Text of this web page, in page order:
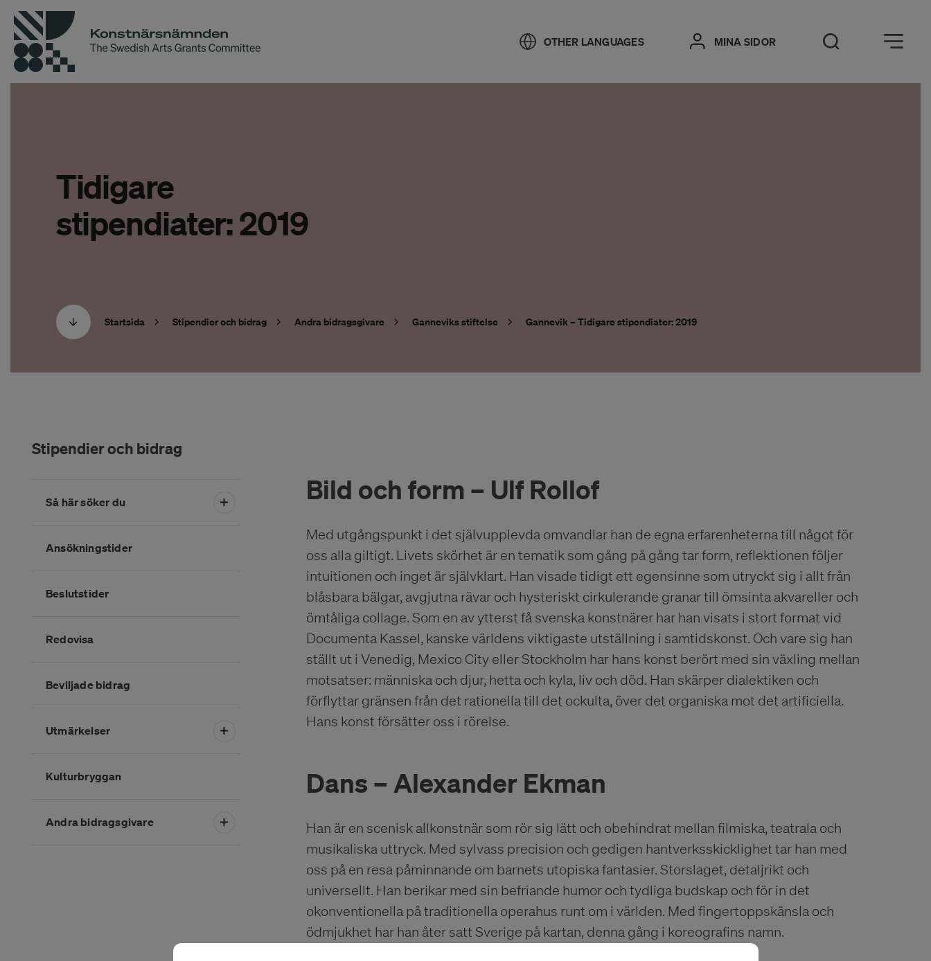
OTHER LANGUAGES MINA SIDOR Öppna sök
Öppna meny
Tidigare
stipendiater: 2019
Startsida Stipendier och bidrag Andra bidragsgivare Ganneviks stiftelse Gannevik – Tidigare stipendiater: 2019
Stipendier och bidrag
överSå här söker du
Ansökningstider
Beslutstider
Redovisa
Beviljade bidrag
Utmärkelser
Kulturbryggan
Andra bidragsgivare
Bild och form – Ulf Rollof
Med utgångspunkt i det självupplevda omvandlar han de egna erfarenheterna till något för
oss alla giltigt. Livets skörhet är en tematik som gång på gång tar form, reflektionen följer
intuitionen och inget är självklart. Han visade tidigt ett egensinne som utryckt sig i allt från
blåsbara bälgar, avgjutna rävar och hysteriskt cirkulerande granar till ömsinta akvareller och
ömtåliga collage. Som en av ytterst få svenska konstnärer har han visats i stort format vid
Documenta Kassel, kanske världens viktigaste utställning i samtidskonst. Och vare sig han
ställt ut i Venedig, Mexico City eller Stockholm har hans konst berört med sin växling mellan
motsatser: människa och djur, hetta och kyla, liv och död. Han skärper dialektiken och
förflyttar gränsen från det rationella till det ockulta, över det organiska mot det artificiella.
Hans konst försätter oss i rörelse.
Dans – Alexander Ekman
Han är en scenisk allkonstnär som rör sig lätt och obehindrat mellan filmiska, teatrala och
musikaliska uttryck. Med sylvass precision och gedigen hantverksskicklighet tar han med
oss på en resa påminnande om barnets utopiska fantasier. Storslaget, detaljrikt och
universellt. Han berikar med sin befriande humor och tydliga budskap och för in det
okonventionella på traditionella operahus runt om i världen. Med fingertoppskänsla och
ödmjukhet har han åter satt Sverige på kartan, denna gång i koreografins namn.